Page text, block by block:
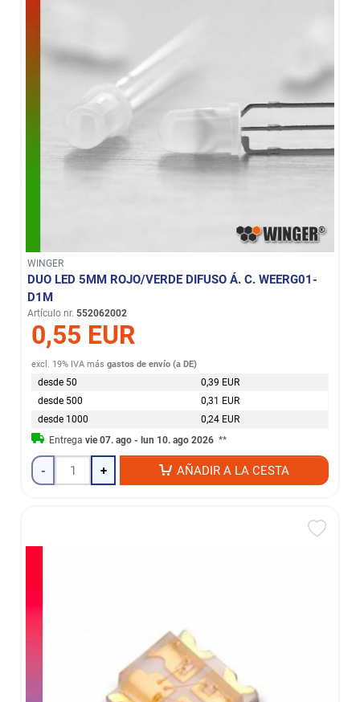
WINGER
DUO LED 5MM ROJO/VERDE DIFUSO Á. C. WEERG01-
D1M
Artículo nr. 552062002
0,55 EUR
excl. 19% IVA másgastos de envío (a DE)
desde 50
0,39 EUR
desde 500
0,31 EUR
desde 1000
0,24 EUR
Entregavie 07. ago - lun 10. ago 2026 **
- + AÑADIR A LA CESTA